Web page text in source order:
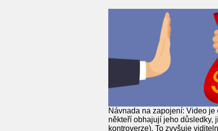
Návnada na zapojení: Video
někteří obhajují jeho důsledky,
kontroverze). To zvyšuje